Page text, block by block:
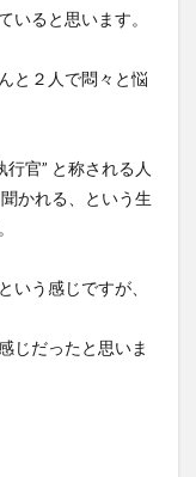
いると思います。
と２人で悶々と悩
官” と称される人
かれる、という生
いう感じですが、
じだったと思いま